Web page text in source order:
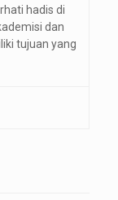
hadis di
dan
tujuan yang